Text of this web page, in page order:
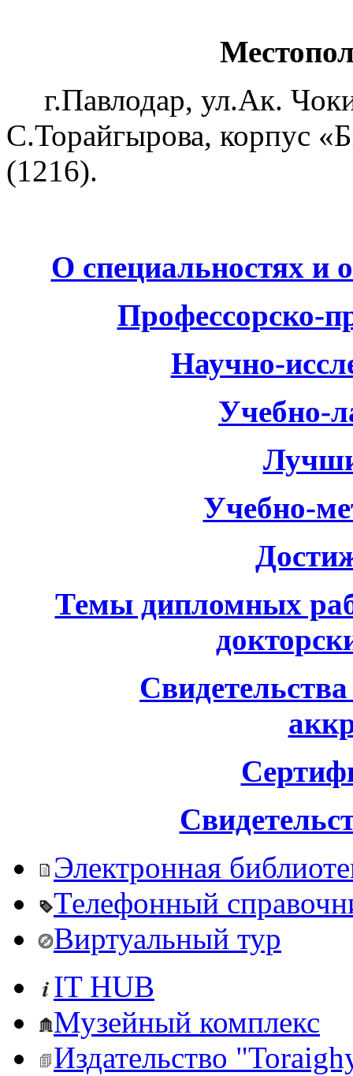
г.Павлодар, ул.Ак.
С.Торайгырова, корпус
(1216).
О специальностях и
Профессорско-
Научно-
Учебно-
Учебно-
Темы дипломных
Электронная
Телефонный
Виртуальный тур
IT HUB
Музейный комплекс
Издательство